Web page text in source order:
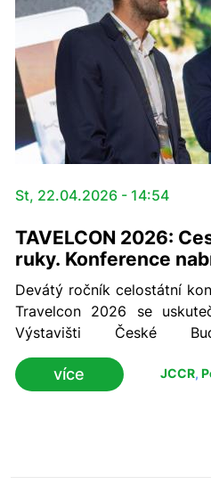
St, 22.04.2026 - 14:54
TAVELCON 2026:
ruky. Konference
zkušenosti, nové
zahraničí
Devátý ročník celostátní
Travelcon 2026 se
Výstavišti České
nejvýznamnějších
letos nesla téma „Z první
konkrétních zkušeností
více JCCR,